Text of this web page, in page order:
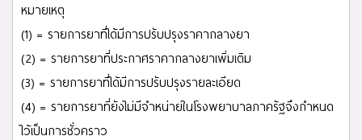
ข ฃ ค ฅ
ฝ พ ฟ ภ ม ย ร ล ว ศ ษ ส ห ฬ อ ฮ
ผลการค้นหาRจำนวน
หมายเหตุ
(1) = รายการยาที่ได้มีการปรับปรุงราคากลางยา
(2) = รายการยาที่ประกาศราคากลางยาเพิ่มเติม
(3) = รายการยาที่ได้มีการปรับปรุงรายละเอียด
(4) = รายการยาที่ยังไม่มีจำหน่ายในโรงพยาบาลภาครัฐจึงกำหนด
ไว้เป็นการชั่วคราว